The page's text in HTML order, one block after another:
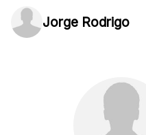
Jorge Rodrigo